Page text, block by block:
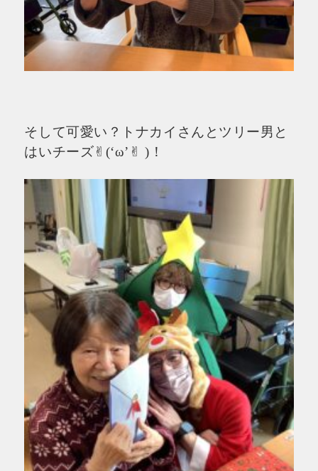
そして可愛い？トナカイさんとツリー男と
はいチーズ✌︎(‘ω’✌︎ )！